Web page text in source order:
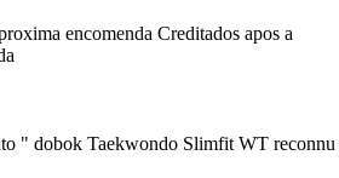
encomenda Creditados apos a
" dobok Taekwondo Slimfit WT reconnu